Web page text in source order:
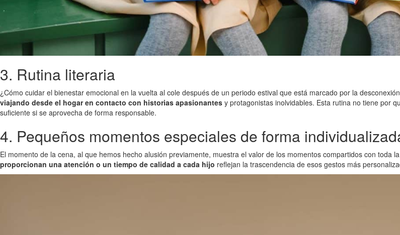
3. Rutina literaria
¿Cómo cuidar el bienestar emocional en la vuelta al cole después de un periodo estival que está marcado por la
viajando desde el hogar en contacto con historias apasionantes y protagonistas inolvidables. Esta rutina no tiene por
suficiente si se aprovecha de forma responsable.
4. Pequeños momentos especiales de forma
El momento de la cena, al que hemos hecho alusión previamente, muestra el valor de los momentos compartidos con toda
proporcionan una atención o un tiempo de calidad a cada hijo reflejan la trascendencia de esos gestos más